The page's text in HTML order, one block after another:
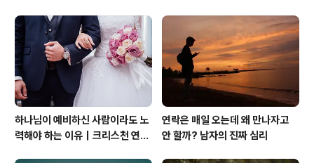
하나님이 예비하신 사람이라도 노
력해야 하는 이유｜크리스천 연애
연락은 매일 오는데 왜 만나자고
안 할까? 남자의 진짜 심리